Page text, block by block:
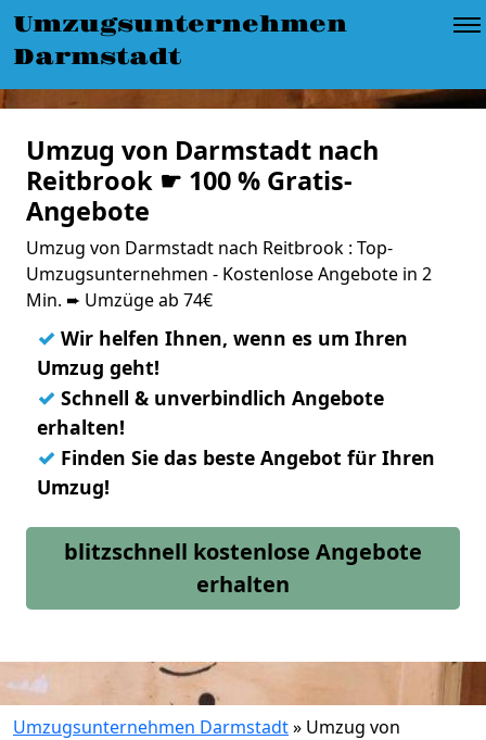
Umzugsunternehmen
Darmstadt
Umzug von Darmstadt nach
Reitbrook ☛ 100 % Gratis-
Angebote
Umzug von Darmstadt nach Reitbrook : Top-
Umzugsunternehmen - Kostenlose Angebote in 2
Min. ➨ Umzüge ab 74€
✓ Wir helfen Ihnen, wenn es um Ihren
Umzug geht!
✓ Schnell & unverbindlich Angebote
erhalten!
✓ Finden Sie das beste Angebot für Ihren
Umzug!
blitzschnell kostenlose Angebote
erhalten
Umzugsunternehmen Darmstadt» Umzug von